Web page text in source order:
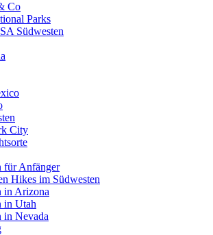
Co
Parks
Südwesten
City
für Anfänger
Hikes im Südwesten
in Arizona
in Utah
in Nevada